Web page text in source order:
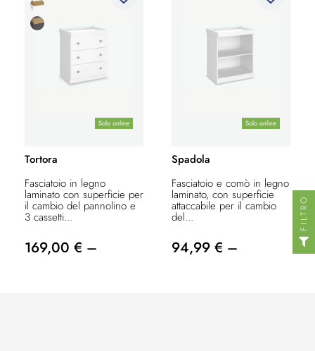
Solo online
Tortora
Fasciatoio in legno
laminato con superficie per
il cambio del pannolino e
3 cassetti...
169,00 € –
Solo online
Spadola
Fasciatoio e comò in legno
laminato, con superficie
attaccabile per il cambio
del...
94,99 € –
FILTRO